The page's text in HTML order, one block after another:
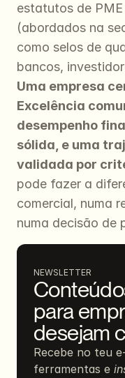
estatutos de
(abordados na
como selos de
Uma empresa
Excelência
desempenho
sólida, e uma
validada por
pode fazer a
comercial, numa
numa decisão de
NEWSLETTER
para
desejam
Recebe no teu
ferramentas e